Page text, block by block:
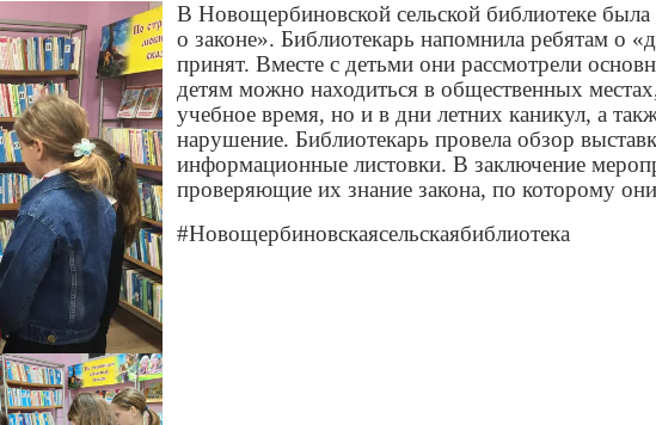
В Новощербиновской сельской библиотеке
о законе». Библиотекарь напомнила ребятам о
принят. Вместе с детьми они рассмотрели
детям можно находиться в общественных
учебное время, но и в дни летних каникул, а
нарушение. Библиотекарь провела обзор
информационные листовки. В заключение
проверяющие их знание закона, по которому
#Новощербиновскаясельскаябиблиотека